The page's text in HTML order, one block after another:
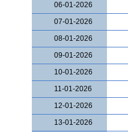
06-01-2026
07-01-2026
08-01-2026
09-01-2026
10-01-2026
11-01-2026
12-01-2026
13-01-2026